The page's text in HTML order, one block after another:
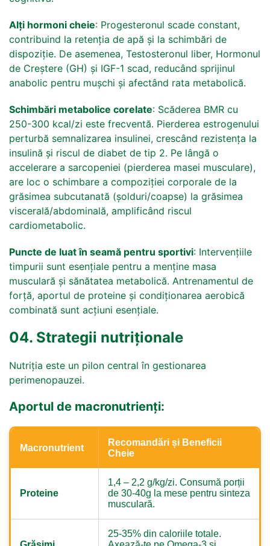
Alți hormoni cheie: Progesteronul scade constant,
contribuind la retenția de apă și la schimbări de
dispoziție. De asemenea, Testosteronul liber, Hormonul
de Creștere (GH) și IGF-1 scad, reducând sprijinul
anabolic pentru mușchi și afectând rata metabolică.
Schimbări metabolice corelate: Scăderea BMR cu
250-300 kcal/zi este frecventă. Pierderea estrogenului
perturbă semnalizarea insulinei, crescând rezistența la
insulină și riscul de diabet de tip 2. Pe lângă o
accelerare a sarcopeniei (pierderea masei musculare),
are loc o schimbare a compoziției corporale de la
grăsimea subcutanată (șolduri/coapse) la grăsimea
viscerală/abdominală, amplificând riscul
cardiometabolic.
Puncte de luat în seamă pentru sportivi: Intervențiile
timpurii sunt esențiale pentru a menține masa
musculară și sănătatea metabolică. Antrenamentul de
forță, aportul de proteine și condiționarea aerobică
combinată sunt acțiuni esențiale.
04. Strategii nutriționale
Nutriția este un pilon central în gestionarea
perimenopauzei.
Aportul de macronutrienți:
Macronutrient
Recomandări și Beneficii
Cheie
Proteine
1,4 – 2,2 g/kg/zi. Consumă porții
de 30-40g la mese pentru sinteza
musculară.
25-35% din caloriile totale.